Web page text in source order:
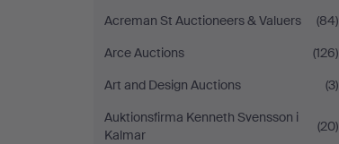
Acreman St Auctioneers & Valuers
(84)
Arce Auctions
(126)
Art and Design Auctions
(3)
Auktionsfirma Kenneth Svensson i
Kalmar
(20)